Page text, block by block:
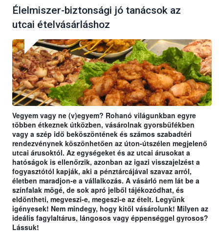
Élelmiszer-biztonsági jó tanácsok az
utcai ételvásárláshoz
Vegyem vagy ne (v)egyem? Rohanó világunkban egyre
többen étkeznek útközben, vásárolnak gyorsbüfékben
vagy a szép idő beköszöntének és számos szabadtéri
rendezvénynek köszönhetően az úton-útszélen megjelenő
utcai árusoktól. Az egységeket és az utcai árusokat a
hatóságok is ellenőrzik, azonban az igazi visszajelzést a
fogyasztótól kapják, aki a pénztárcájával szavaz arról,
életben maradjon-e a vállalkozás. A vásárló nem lát be a
színfalak mögé, de sok apró jelből tájékozódhat, és
eldöntheti, megveszi-e, megeszi-e az ételt. Legyünk
igényesek! Nem mindegy, hogy kitől vásárolunk! Milyen az
ideális fagylaltárus, lángosos vagy éppenséggel gyrosos?
Lássuk!